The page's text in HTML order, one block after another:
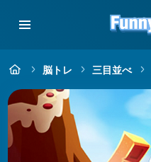
脳トレ 三目並べ